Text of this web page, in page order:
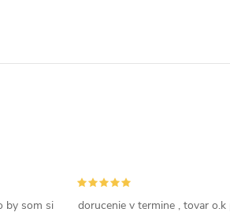
by som si
dorucenie v termine , tovar o.k